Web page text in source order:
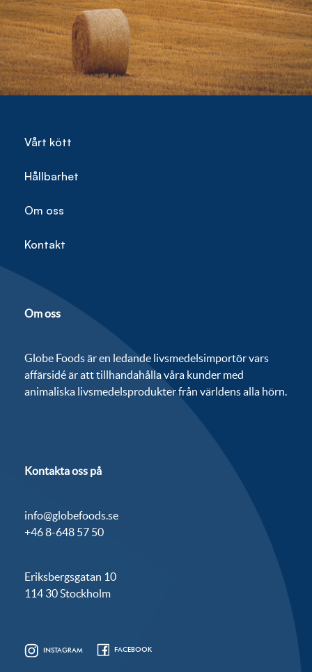
Vårt kött
Hållbarhet
Om oss
Kontakt
Kontakta oss på
info@globefoods.se
+46 8-648 57 50
Eriksbergsgatan 10
114 30 Stockholm
Om oss
Globe Foods är en ledande livsmedelsimportör vars
affärsidé är att tillhandahålla våra kunder med
animaliska livsmedelsprodukter från världens alla hörn.
INSTAGRAM FACEBOOK